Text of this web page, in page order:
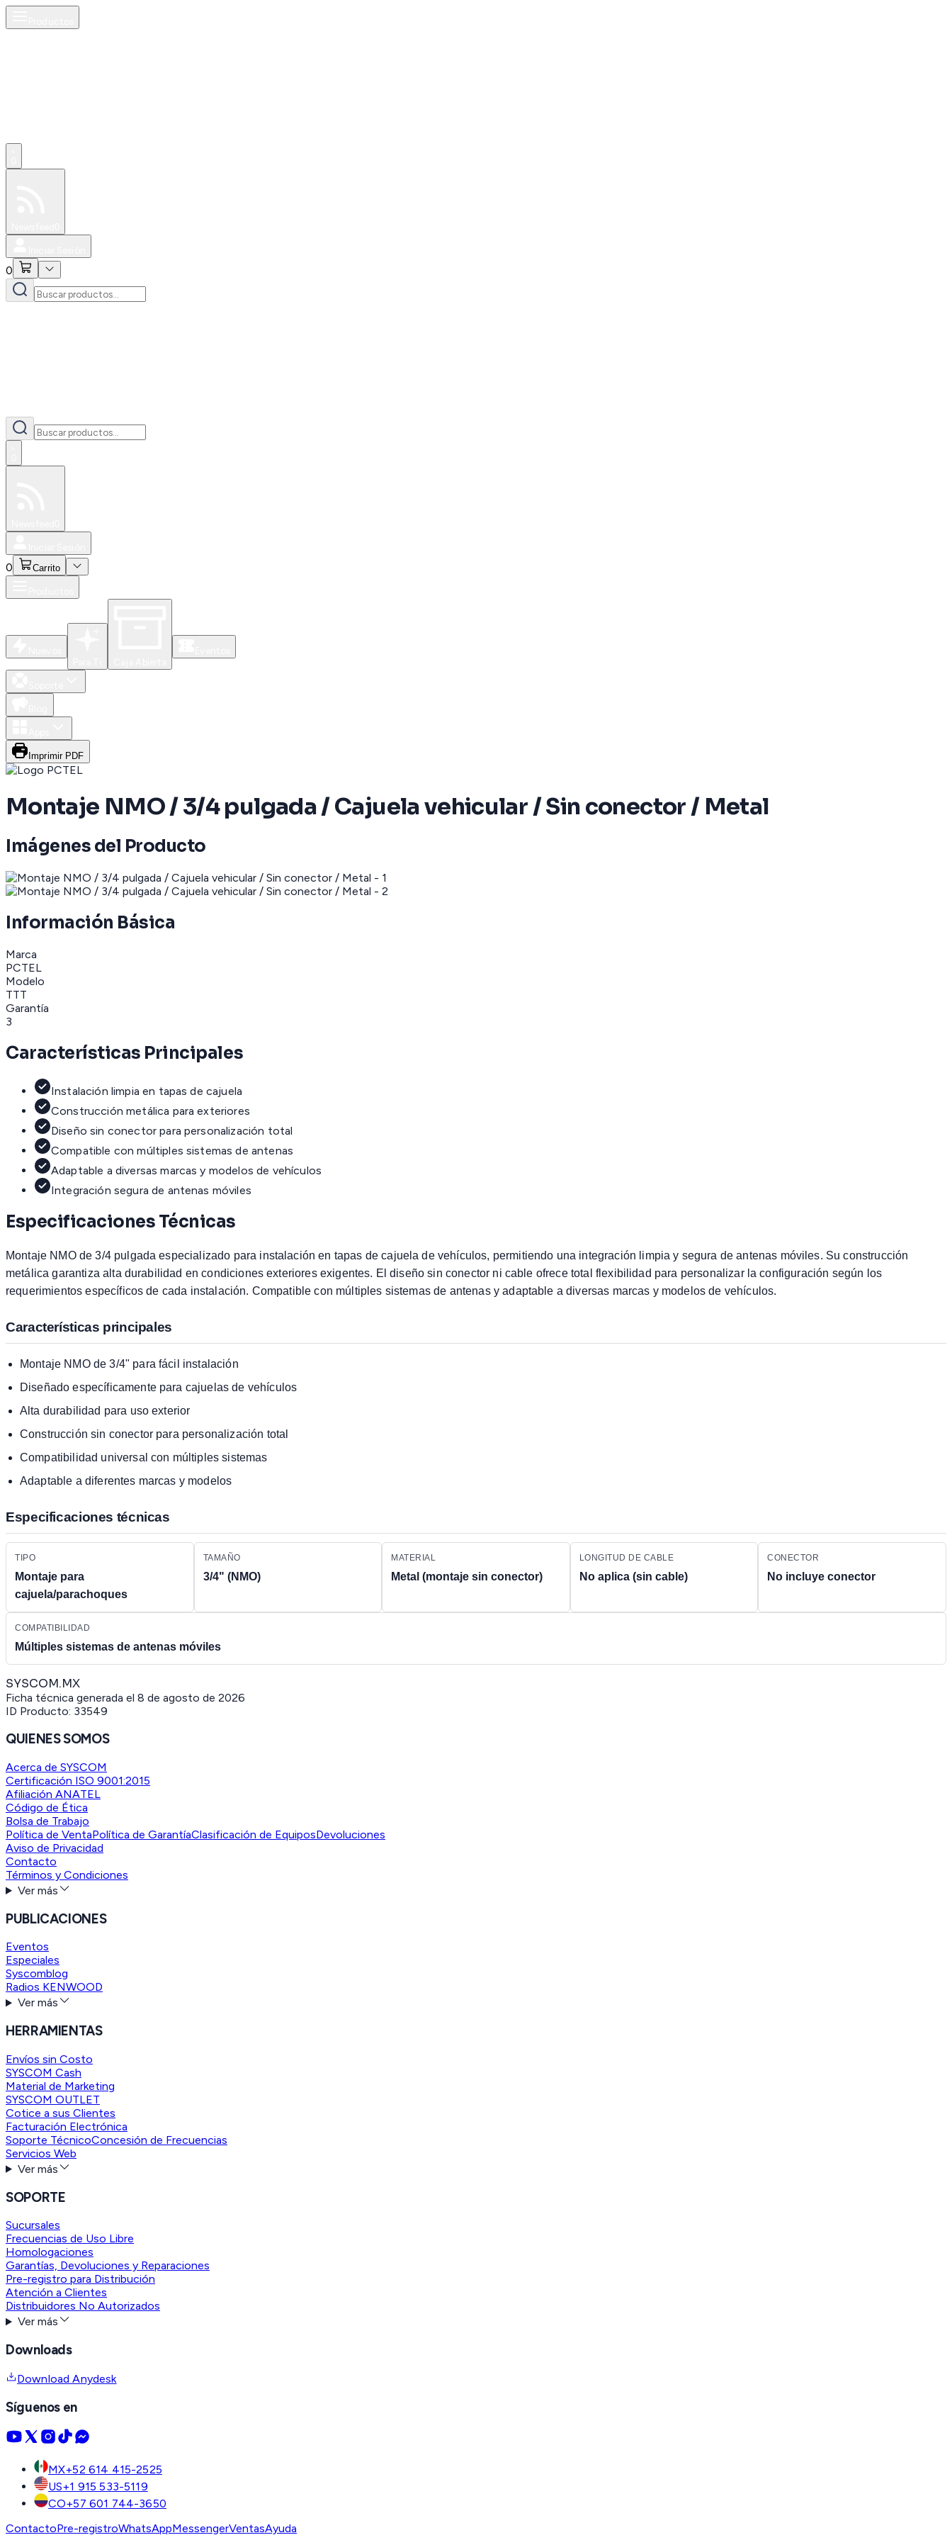
0
0 Carrito
Imprimir PDF
Montaje NMO / 3/4 pulgada / Cajuela vehicular / Sin conector / Metal
Imágenes del Producto
Información Básica
Marca
PCTEL
Modelo
TTT
Garantía
3
Características Principales
Instalación limpia en tapas de cajuela
Construcción metálica para exteriores
Diseño sin conector para personalización total
Compatible con múltiples sistemas de antenas
Adaptable a diversas marcas y modelos de vehículos
Integración segura de antenas móviles
Especificaciones Técnicas
Montaje NMO de 3/4 pulgada especializado para instalación en tapas de cajuela de vehículos, permitiendo una integración limpia y segura de antenas móviles. Su construcción
metálica garantiza alta durabilidad en condiciones exteriores exigentes. El diseño sin conector ni cable ofrece total flexibilidad para personalizar la configuración según los
requerimientos específicos de cada instalación. Compatible con múltiples sistemas de antenas y adaptable a diversas marcas y modelos de vehículos.
Características principales
Montaje NMO de 3/4" para fácil instalación
Diseñado específicamente para cajuelas de vehículos
Alta durabilidad para uso exterior
Construcción sin conector para personalización total
Compatibilidad universal con múltiples sistemas
Adaptable a diferentes marcas y modelos
Especificaciones técnicas
TIPO
Montaje para
cajuela/parachoques
TAMAÑO
3/4" (NMO)
MATERIAL
Metal (montaje sin conector)
LONGITUD DE CABLE
No aplica (sin cable)
CONECTOR
No incluye conector
COMPATIBILIDAD
Múltiples sistemas de antenas móviles
SYSCOM.MX
Ficha técnica generada el 8 de agosto de 2026
ID Producto: 33549
QUIENES SOMOS
Acerca de SYSCOM
Certificación ISO 9001:2015
Afiliación ANATEL
Código de Ética
Bolsa de Trabajo
Política de VentaPolítica de GarantíaClasificación de EquiposDevoluciones
Aviso de Privacidad
Contacto
Términos y Condiciones
Ver más
PUBLICACIONES
Eventos
Especiales
Syscomblog
Radios KENWOOD
Ver más
HERRAMIENTAS
Envíos sin Costo
SYSCOM Cash
Material de Marketing
SYSCOM OUTLET
Cotice a sus Clientes
Facturación Electrónica
Soporte TécnicoConcesión de Frecuencias
Servicios Web
Ver más
SOPORTE
Sucursales
Frecuencias de Uso Libre
Homologaciones
Garantías, Devoluciones y Reparaciones
Pre-registro para Distribución
Atención a Clientes
Distribuidores No Autorizados
Ver más
Downloads
Download Anydesk
Síguenos en
MX+52 614 415-2525
US+1 915 533-5119
CO+57 601 744-3650
ContactoPre-registroWhatsAppMessengerVentasAyuda